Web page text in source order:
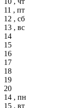
11 , пт
12 , сб
13 , вс
14
15
16
17
18
19
20
14 , пн
15 , вт